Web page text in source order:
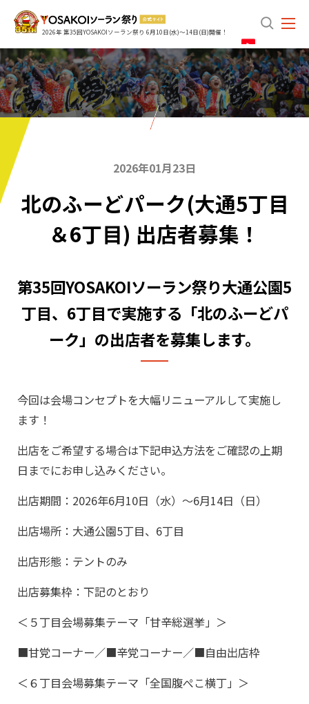
2026年 第35回YOSAKOIソーラン祭り 6月10日(水)～14日(日)開催！
search
2026年01月23日
北のふーどパーク(大通5丁目
＆6丁目) 出店者募集！
第35回YOSAKOIソーラン祭り大通公園5
丁目、6丁目で実施する「北のふーどパ
ーク」の出店者を募集します。
今回は会場コンセプトを大幅リニューアルして実施し
ます！
出店をご希望する場合は下記申込方法をご確認の上期
日までにお申し込みください。
出店期間：2026年6月10日（水）～6月14日（日）
出店場所：大通公園5丁目、6丁目
出店形態：テントのみ
出店募集枠：下記のとおり
＜５丁目会場募集テーマ「甘辛総選挙」＞
■甘党コーナー／■辛党コーナー／■自由出店枠
＜６丁目会場募集テーマ「全国腹ぺこ横丁」＞